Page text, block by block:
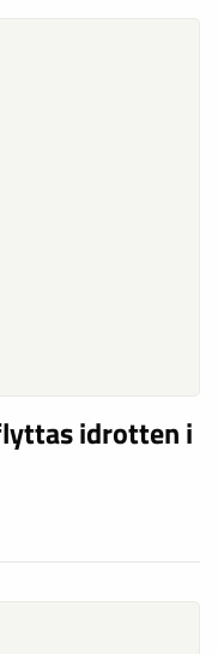
idrotten i